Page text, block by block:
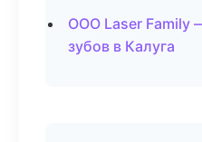
ООО Laser Family
зубов в Калуга